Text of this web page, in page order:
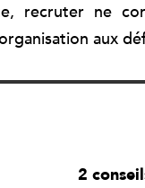
recruter ne
aux
2